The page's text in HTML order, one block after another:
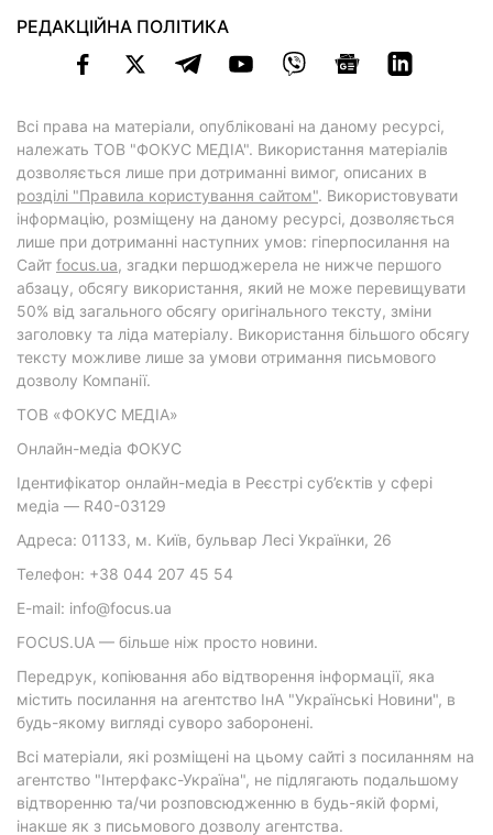
РЕДАКЦІЙНА ПОЛІТИКА
Всі права на матеріали, опубліковані на даному ресурсі,
належать ТОВ "ФОКУС МЕДІА". Використання матеріалів
дозволяється лише при дотриманні вимог, описаних в
розділі "Правила користування сайтом". Використовувати
інформацію, розміщену на даному ресурсі, дозволяється
лише при дотриманні наступних умов: гіперпосилання на
Cайт focus.ua, згадки першоджерела не нижче першого
абзацу, обсягу використання, який не може перевищувати
50% від загального обсягу оригінального тексту, зміни
заголовку та ліда матеріалу. Використання більшого обсягу
тексту можливе лише за умови отримання письмового
дозволу Компанії.
ТОВ «ФОКУС МЕДІА»
Онлайн-медіа ФОКУС
Ідентифікатор онлайн-медіа в Реєстрі суб’єктів у сфері
медіа — R40-03129
Адреса: 01133, м. Київ, бульвар Лесі Українки, 26
Телефон: +38 044 207 45 54
E-mail: info@focus.ua
FOCUS.UA — більше ніж просто новини.
Передрук, копіювання або відтворення інформації, яка
містить посилання на агентство ІнА "Українські Новини", в
будь-якому вигляді суворо заборонені.
Всі матеріали, які розміщені на цьому сайті з посиланням на
агентство "Інтерфакс-Україна", не підлягають подальшому
відтворенню та/чи розповсюдженню в будь-якій формі,
інакше як з письмового дозволу агентства.